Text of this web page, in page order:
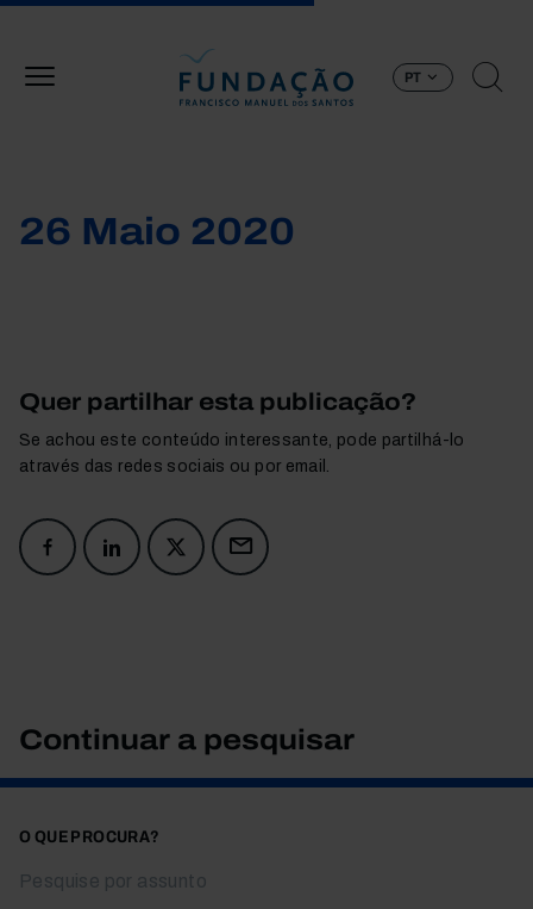
PT
26 Maio 2020
Quer partilhar esta publicação?
Se achou este conteúdo interessante, pode partilhá-lo
através das redes sociais ou por email.
Continuar a pesquisar
O QUE PROCURA?